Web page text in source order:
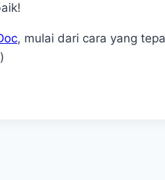
, mulai dari cara yang